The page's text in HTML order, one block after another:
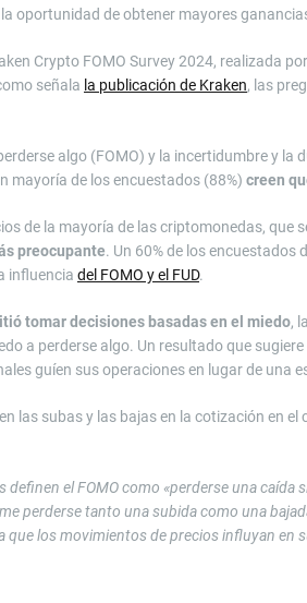
oportunidad de obtener mayores
Crypto FOMO Survey 2024, realizada
señala la publicación de Kraken, las
algo (FOMO) y la incertidumbre y la
mayoría de los encuestados (88%) creen
de la mayoría de las criptomonedas, que
preocupante. Un 60% de los encuestados
influencia del FOMO y el FUD.
tomar decisiones basadas en el miedo,
a perderse algo. Un resultado que
guíen sus operaciones en lugar de una
las subas y las bajas en la cotización en el
el FOMO como «perderse una caída
perderse tanto una subida como una
los movimientos de precios influyan en